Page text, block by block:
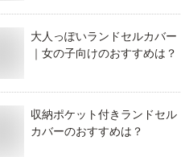
大人っぽいランドセルカバー
｜女の子向けのおすすめは？
収納ポケット付きランドセル
カバーのおすすめは？